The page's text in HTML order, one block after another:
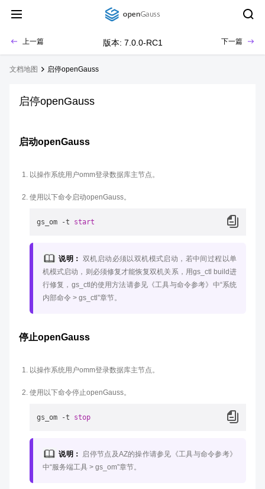
上一篇 版本: 7.0.0-RC1 下一篇
文档地图 启停openGauss
启停openGauss
启动openGauss
以操作系统用户omm登录数据库主节点。
使用以下命令启动openGauss。
gs_om -t start
说明： 双机启动必须以双机模式启动，若中间过程以单
机模式启动，则必须修复才能恢复双机关系，用gs_ctl build进
行修复，gs_ctl的使用方法请参见《工具与命令参考》中“系统
内部命令 > gs_ctl”章节。
停止openGauss
以操作系统用户omm登录数据库主节点。
使用以下命令停止openGauss。
gs_om -t stop
说明：
启停节点及AZ的操作请参见《工具与命令参考》
中“服务端工具 > gs_om”章节。